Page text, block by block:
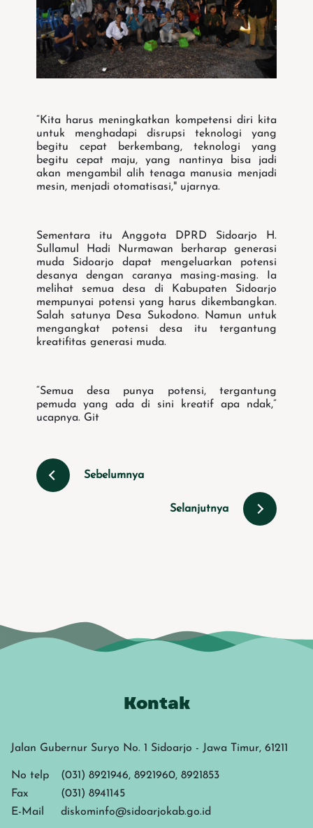
“Kita harus meningkatkan kompetensi diri kita
untuk menghadapi disrupsi teknologi yang
begitu cepat berkembang, teknologi yang
begitu cepat maju, yang nantinya bisa jadi
akan mengambil alih tenaga manusia menjadi
mesin, menjadi otomatisasi," ujarnya.
Sementara itu Anggota DPRD Sidoarjo H.
Sullamul Hadi Nurmawan berharap generasi
muda Sidoarjo dapat mengeluarkan potensi
desanya dengan caranya masing-masing. Ia
melihat semua desa di Kabupaten Sidoarjo
mempunyai potensi yang harus dikembangkan.
Salah satunya Desa Sukodono. Namun untuk
mengangkat potensi desa itu tergantung
kreatifitas generasi muda.
“Semua desa punya potensi, tergantung
pemuda yang ada di sini kreatif apa ndak,”
ucapnya. Git
Sebelumnya
Selanjutnya
Kontak
Jalan Gubernur Suryo No. 1 Sidoarjo - Jawa Timur, 61211
No telp
(031) 8921946, 8921960, 8921853
Fax
(031) 8941145
E-Mail
diskominfo@sidoarjokab.go.id